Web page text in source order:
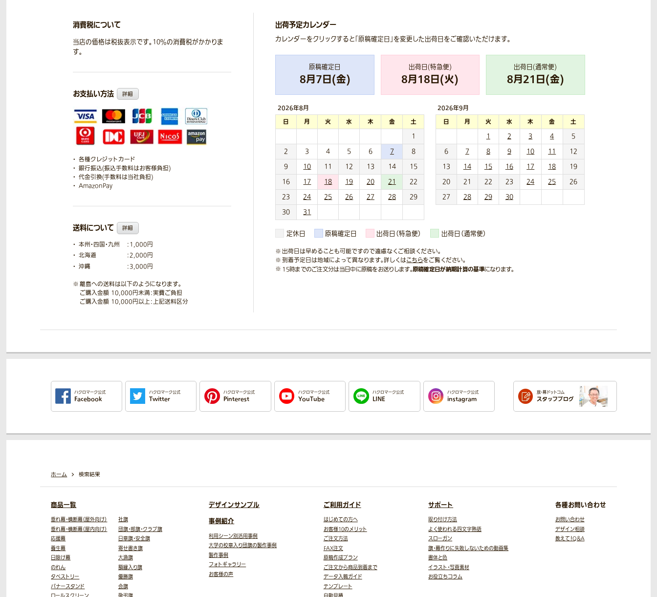
消費税について
当店の価格は税抜表示です。10％の消費税がかかりま
す。
お支払い方法 詳細
各種クレジットカード
銀行振込(振込手数料はお客様負担)
代金引換(手数料は当社負担)
AmazonPay
送料について 詳細
本州・四国・九州
：1,000円
北海道
：2,000円
沖縄
：3,000円
離島への送料は以下のようになります。
ご購入金額 10,000円未満：実費ご負担
ご購入金額 10,000円以上：上記送料区分
出荷予定カレンダー
カレンダーをクリックすると「原稿確定日」を変更した出荷日をご確認いただけます。
原稿確定日
8月7日(金)
出荷日(特急便)
8月18日(火)
出荷日(通常便)
8月21 日(金)
2026年8月
日 月 火 水 木 金
土
1
2
3 4 5 6 7
8
9
10 11 12 13 14
15
16
17 18 19 20 21
22
23
24 25 26 27 28
29
30
31
2026年9月
日 月 火 水 木 金
土
1
2 3 4
5
6
7 8 9 10 11
12
13
14 15 16 17 18
19
20
21 22 23 24 25
26
27
28 29 30
定休日 原稿確定日 出荷日（特急便） 出荷日（通常便）
出荷日は早めることも可能ですので遠慮なくご相談ください。
到着予定日は地域によって異なります。詳しくはこちらをご覧ください。
15時までのご注文分は当日中に原稿をお送りします。原稿確定日が納期計算の基準になります。
ハクロマーク公式
Facebook
ハクロマーク公式
Twitter
ハクロマーク公式
Pinterest
ハクロマーク公式
YouTube
ハクロマーク公式
LINE
ハクロマーク公式
instagram
旗・幕ドットコム
スタッフブログ
ホーム 検索結果
商品一覧
垂れ幕・横断幕（屋外向け）
垂れ幕・横断幕（屋内向け）
応援幕
養生幕
日除け幕
のれん
タペストリー
バナースタンド
社旗
団旗・部旗・クラブ旗
日章旗・安全旗
寄せ書き旗
大漁旗
額縁入り旗
優勝旗
会旗
デザインサンプル
事例紹介
利用シーン別活用事例
大学の校章入り団旗の製作事例
製作事例
フォトギャラリー
お客様の声
ご利用ガイド
はじめての方へ
お客様10のメリット
ご注文方法
FAX注文
原稿作成プラン
ご注文から商品到着まで
データ入稿ガイド
テンプレート
サポート
取り付け方法
よく使われる四文字熟語
スローガン
旗・幕作りに失敗しないための動画集
書体と色
イラスト・写真素材
お役立ちコラム
各種お問い合わせ
お問い合わせ
デザイン相談
教えて！Q＆A